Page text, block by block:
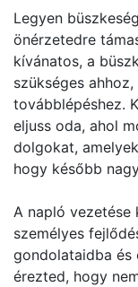
Legyen
önérzetedre
kívánatos, a
szükséges
továbblépéshez.
eljuss oda, ahol
dolgokat,
hogy később
A napló vezetése
személyes
gondolataidba és
érezted, hogy